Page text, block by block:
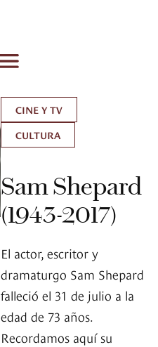
CINE Y TV
CULTURA
Sam Shepard
(1943-2017)
El actor, escritor y
dramaturgo Sam Shepard
falleció el 31 de julio a la
edad de 73 años.
Recordamos aquí su